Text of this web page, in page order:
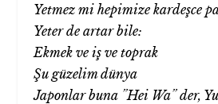
Yetmez mi hepimize kardeşce
Yeter de artar bile:
Ekmek ve iş ve toprak
Şu güzelim dünya
Japonlar buna ”Hei Wa” der,